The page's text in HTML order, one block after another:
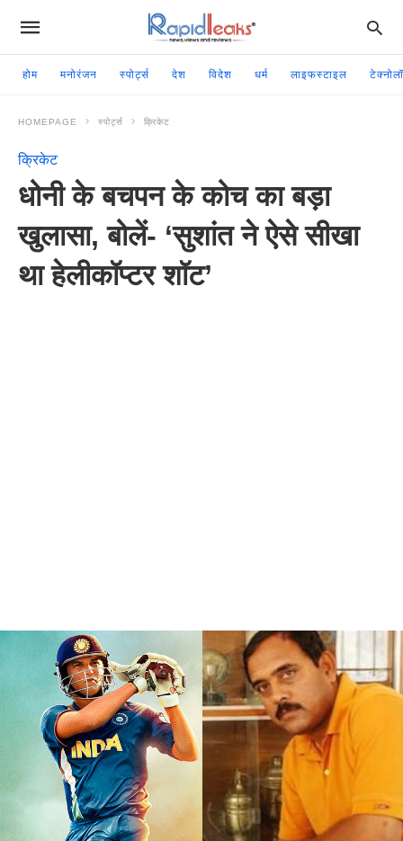
होम मनोरंजन स्पोर्ट्स देश विदेश धर्म लाइफस्टाइल
HOMEPAGE स्पोर्ट्स क्रिकेट
क्रिकेट
धोनी के बचपन के कोच का बड़ा
खुलासा, बोलें- ‘सुशांत ने ऐसे सीखा
था हेलीकॉप्टर शॉट’